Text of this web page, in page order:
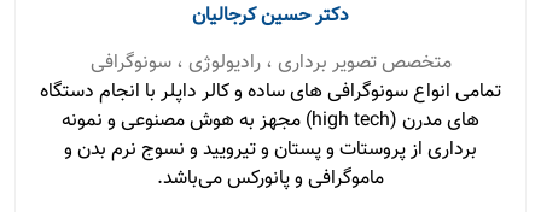
دکتر حسین کرجالیان
متخصص تصویر برداری ، رادیولوژی ، سونوگرافی
تمامی انواع سونوگرافی های ساده و کالر داپلر با انجام دستگاه
های مدرن (high tech) مجهز به هوش مصنوعی و نمونه
برداری از پروستات و پستان و تیرویید و نسوج نرم بدن و
ماموگرافی و پانورکس می‌باشد.